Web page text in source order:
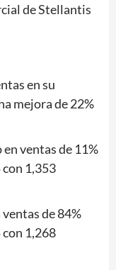
de Stellantis
en su
mejora de 22%
ventas de 11%
1,353
de 84%
1,268